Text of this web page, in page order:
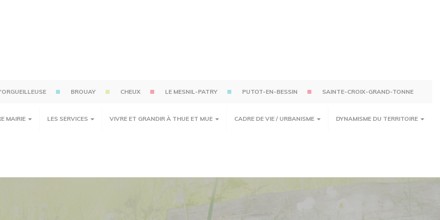
BROUAY CHEUX LE MESNIL-PATRY PUTOT-EN-BESSIN SAINTE-CROIX-GRAND-TONNE
MAIRIE LES SERVICES VIVRE ET GRANDIR À THUE ET MUE CADRE DE VIE / URBANISME DYNAMISME DU TERRITOIRE